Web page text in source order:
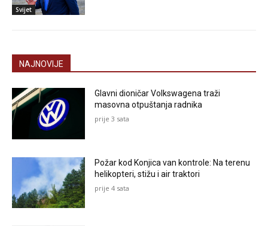
Svijet
NAJNOVIJE
Glavni dioničar Volkswagena traži
masovna otpuštanja radnika
prije 3 sata
Požar kod Konjica van kontrole: Na terenu
helikopteri, stižu i air traktori
prije 4 sata